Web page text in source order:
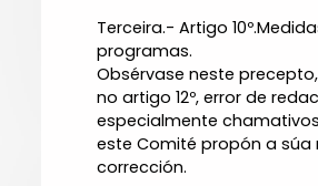
Terceira.- Artigo
programas.
Obsérvase neste
no artigo 12º, error de
especialmente
este Comité propón a súa
corrección.